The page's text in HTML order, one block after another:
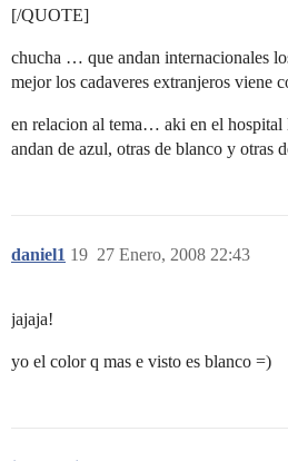
[/QUOTE]
chucha … que andan internacionales
mejor los cadaveres extranjeros viene
en relacion al tema… aki en el hospital
andan de azul, otras de blanco y otras
daniel1 27 Enero, 2008 22:43
19
jajaja!
yo el color q mas e visto es blanco =)